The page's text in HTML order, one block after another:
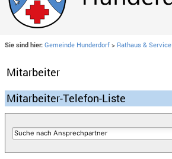
Sie sind hier: Gemeinde Hunderdorf > Rathaus & Service
Mitarbeiter
Mitarbeiter-Telefon-Liste